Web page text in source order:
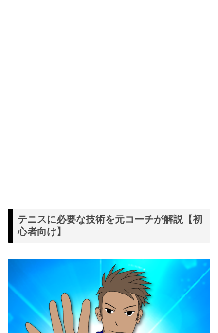
テニスに必要な技術を元コーチが解説【初
心者向け】